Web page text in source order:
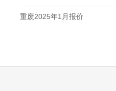
重废2025年1月报价